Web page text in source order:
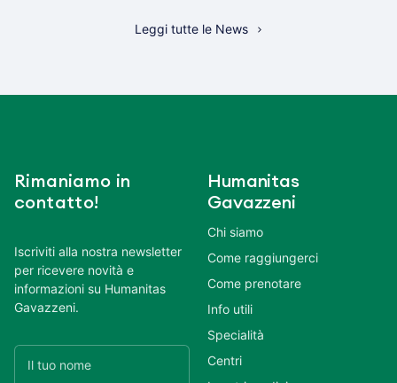
Leggi tutte le News
Rimaniamo in
contatto!
Iscriviti alla nostra newsletter
per ricevere novità e
informazioni su Humanitas
Gavazzeni.
Humanitas
Gavazzeni
Chi siamo
Come raggiungerci
Come prenotare
Info utili
Specialità
Centri